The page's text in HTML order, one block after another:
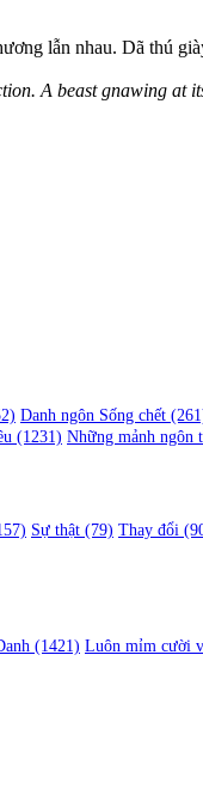
lẫn nhau. Dã thú
A beast gnawing at
Danh ngôn Sống chết
(1231) Những mảnh ngôn
Sự thật (79) Thay đổi
(1421) Luôn mỉm cười